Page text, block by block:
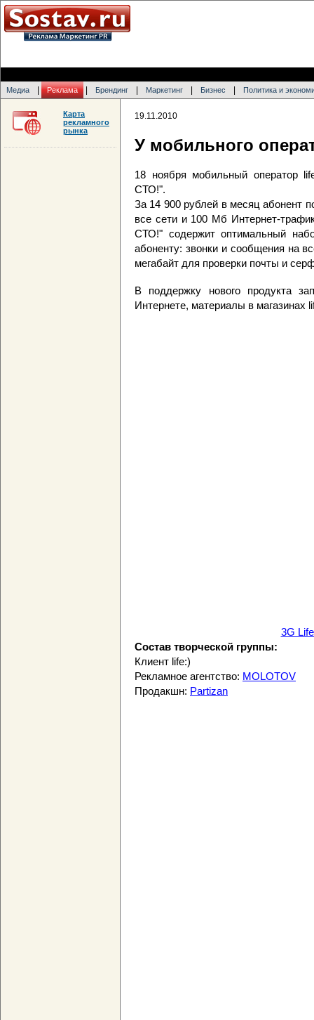
Медиа Реклама Брендинг Маркетинг Бизнес Политика и
19.11.2010
У мобильного
18 ноября мобильный оператор
СТО!".
За 14 900 рублей в месяц абонент
все сети и 100 Мб Интернет-
СТО!" содержит оптимальный
абоненту: звонки и сообщения на
мегабайт для проверки почты и
В поддержку нового продукта
Интернете, материалы в магазинах
3G
Состав творческой группы:
Клиент life:)
Рекламное агентство: MOLOTOV
Продакшн: Partizan
Карта
рекламного
рынка